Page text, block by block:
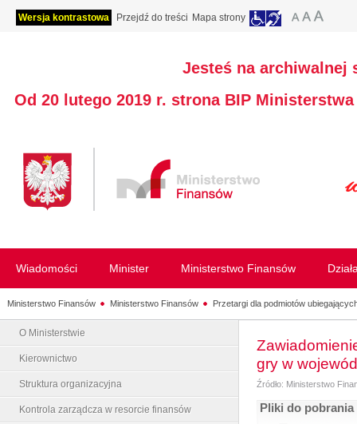
Wersja kontrastowa Przejdź do treści Mapa strony
Jesteś na archiwalnej
Od 20 lutego 2019 r. strona BIP
Wiadomości Minister Ministerstwo Finansów
Ministerstwo Finansów Ministerstwo Finansów Przetargi dla podmiotów
O Ministerstwie
Kierownictwo
Struktura organizacyjna
Kontrola zarządcza w resorcie finansów
gry w
Źródło: Ministerstwo
Pliki do pobrania